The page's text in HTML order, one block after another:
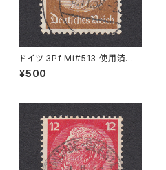
ドイツ 3Pf Mi#513 使用済み
切手｜ASCHAFFENBURG 5.1
1.1936
¥500